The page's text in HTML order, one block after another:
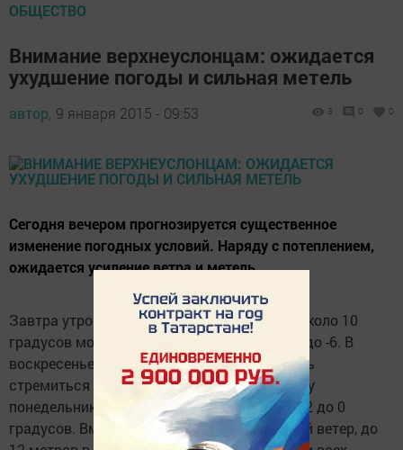
ОБЩЕСТВО
Внимание верхнеуслонцам: ожидается
ухудшение погоды и сильная метель
автор, 9 января 2015 - 09:53 3 0 0
Сегодня вечером прогнозируется существенное
изменение погодных условий. Наряду с потеплением,
ожидается усиление ветра и метель.
Завтра утром температура воздуха будет около 10
градусов мороза, а уже к вечеру потеплеет до -6. В
воскресенье температура будет продолжать
стремиться к плюсовым значениям, и к утру
понедельника синоптики прогнозируют от -2 до 0
градусов. Вместе с тем, будет дуть сильный ветер, до